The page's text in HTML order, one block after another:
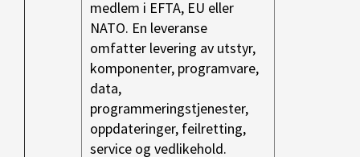
medlem i EFTA, EU eller
NATO. En leveranse
omfatter levering av utstyr,
komponenter, programvare,
data,
programmeringstjenester,
oppdateringer, feilretting,
service og vedlikehold.